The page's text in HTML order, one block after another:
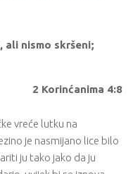
ali nismo skršeni;
2 Korinćanima 4:8
vreće lutku na
je nasmijano lice bilo
ju tako jako da ju